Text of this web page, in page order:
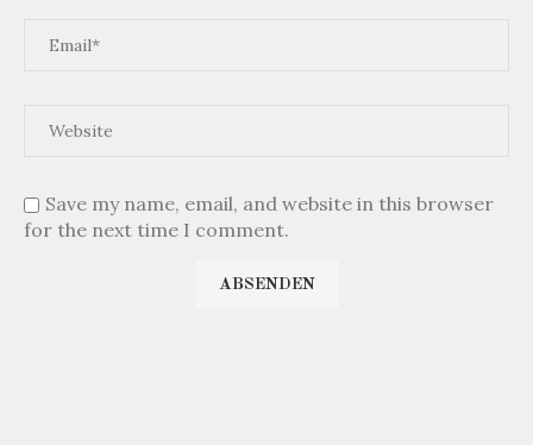
Save my name, email, and website in this browser
for the next time I comment.